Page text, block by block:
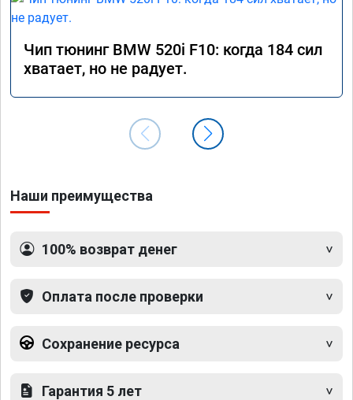
Чип тюнинг BMW 520i F10: когда 184 сил
хватает, но не радует.
Наши преимущества
100% возврат денег
Оплата после проверки
Сохранение ресурса
Гарантия 5 лет